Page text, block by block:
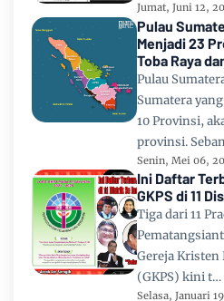
Jumat, Juni 12,
Pulau
Menjadi 23
Toba Raya
Pulau
Sumatera
10 Provinsi,
provinsi.
Senin, Mei 06,
Ini Daftar
GKPS di 11
Tiga dari 11
Gereja
(GKPS) kini t…
Selasa, Januari